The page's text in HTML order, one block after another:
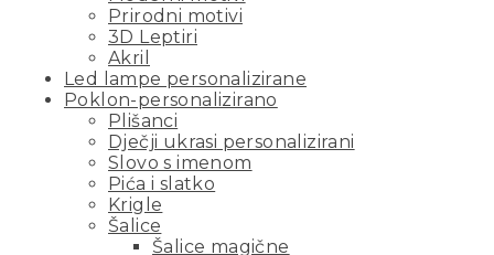
Prirodni motivi
3D Leptiri
Akril
Led lampe personalizirane
Poklon-personalizirano
Plišanci
Dječji ukrasi personalizirani
Slovo s imenom
Pića i slatko
Krigle
Šalice
Šalice magične